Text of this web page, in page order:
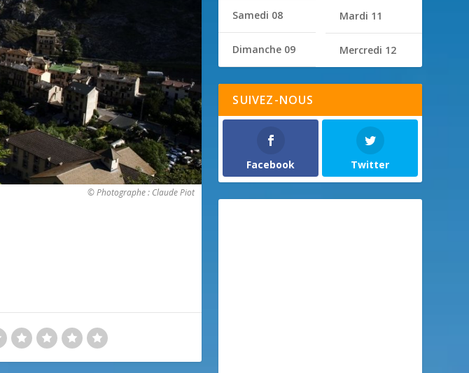
© Photographe : Claude Piot
Samedi 08
Dimanche 09
Mardi 11
Mercredi 12
SUIVEZ-NOUS
Facebook Twitter